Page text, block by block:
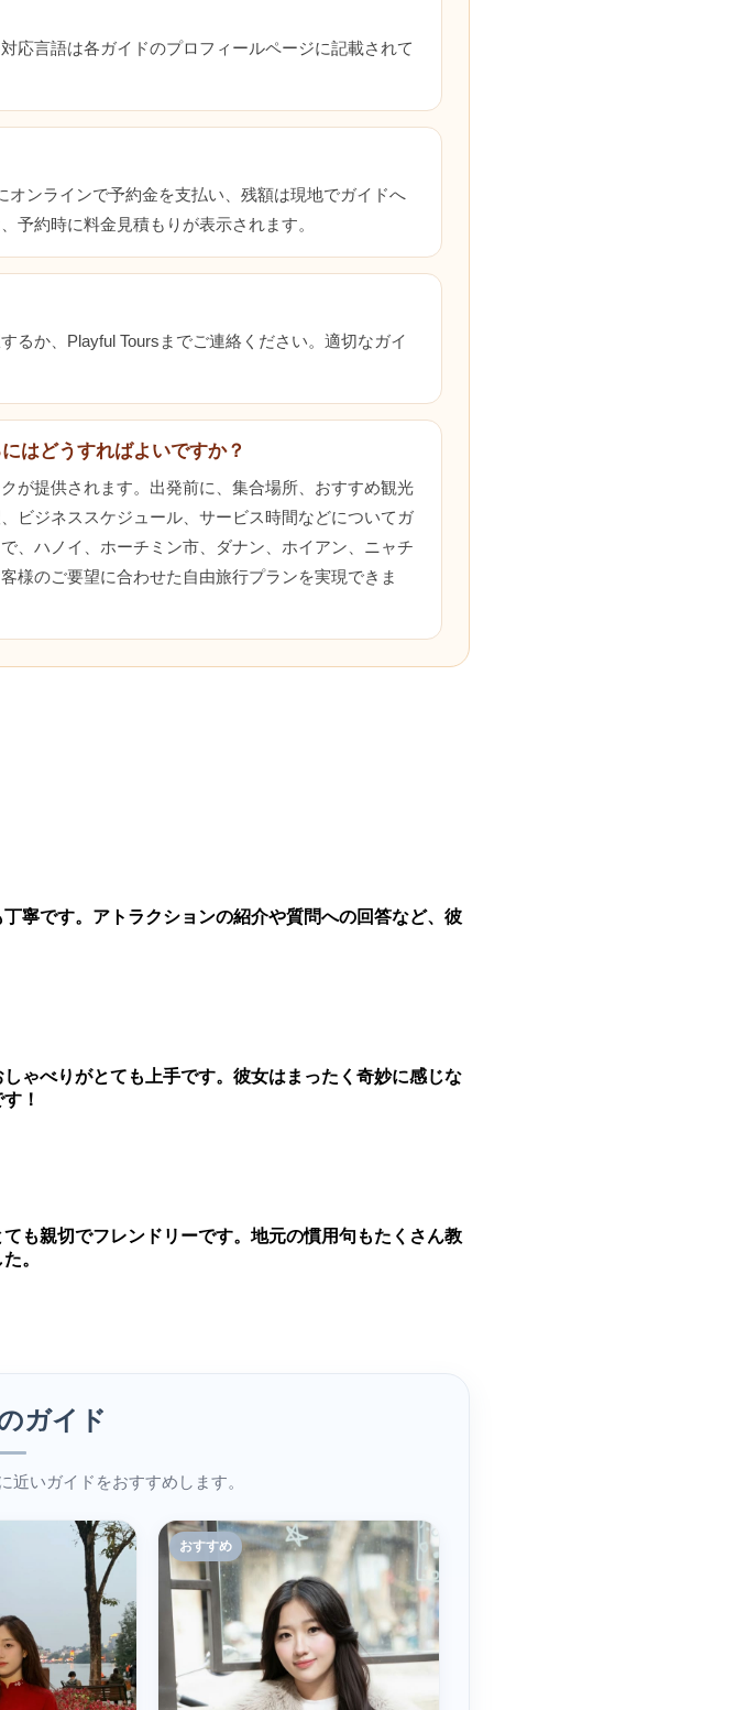
応言語は各ガイドのプロフィールページに記載されて
ンラインで予約金を支払い、残額は現地でガイドへ
予約時に料金見積もりが表示されます。
るか、Playful Toursまでご連絡ください。適切なガイ
はどうすればよいですか？
が提供されます。出発前に、集合場所、おすすめ観光
ビジネススケジュール、サービス時間などについてガ
、ハノイ、ホーチミン市、ダナン、ホイアン、ニャチ
様のご要望に合わせた自由旅行プランを実現できま
寧です。アトラクションの紹介や質問への回答など、彼
ゃべりがとても上手です。彼女はまったく奇妙に感じな
！
も親切でフレンドリーです。地元の慣用句もたくさん教
。
ガイド
いガイドをおすすめします。
おすすめ